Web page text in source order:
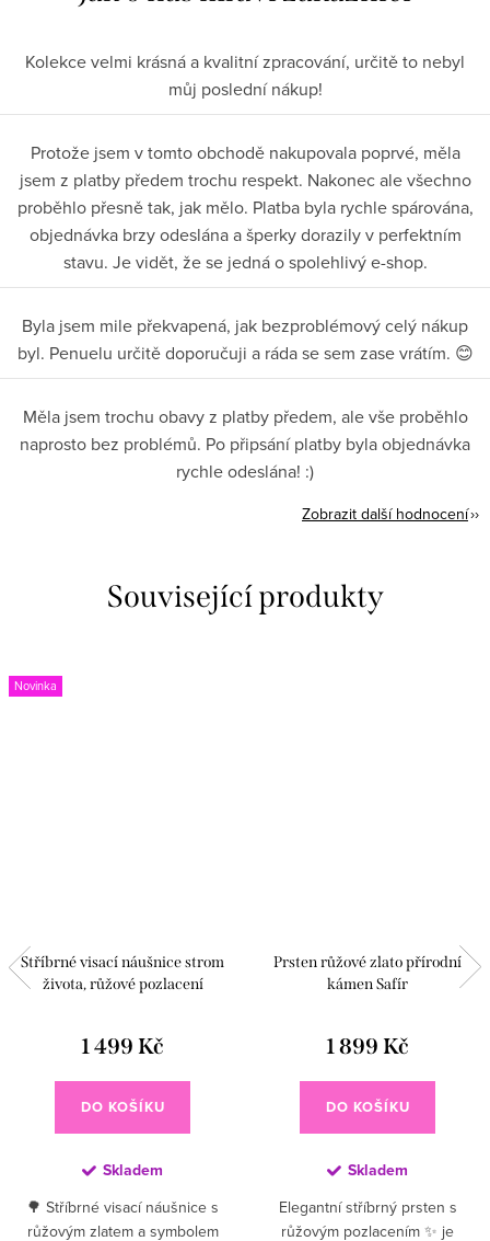
Kolekce velmi krásná a kvalitní zpracování, určitě to nebyl
můj poslední nákup!
Protože jsem v tomto obchodě nakupovala poprvé, měla
jsem z platby předem trochu respekt. Nakonec ale všechno
proběhlo přesně tak, jak mělo. Platba byla rychle spárována,
objednávka brzy odeslána a šperky dorazily v perfektním
stavu. Je vidět, že se jedná o spolehlivý e-shop.
Byla jsem mile překvapená, jak bezproblémový celý nákup
byl. Penuelu určitě doporučuji a ráda se sem zase vrátím. 😊
Měla jsem trochu obavy z platby předem, ale vše proběhlo
naprosto bez problémů. Po připsání platby byla objednávka
rychle odeslána! :)
Zobrazit další hodnocení
Související produkty
Novinka
Stříbrné visací náušnice strom
života, růžové pozlacení
1 499 Kč
DO KOŠÍKU
Skladem
🌳 Stříbrné visací náušnice s
růžovým zlatem a symbolem
Prsten růžové zlato přírodní
kámen Safír
1 899 Kč
DO KOŠÍKU
Skladem
Elegantní stříbrný prsten s
růžovým pozlacením ✨ je